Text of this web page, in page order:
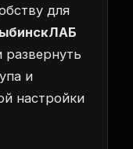
для
и
настройки